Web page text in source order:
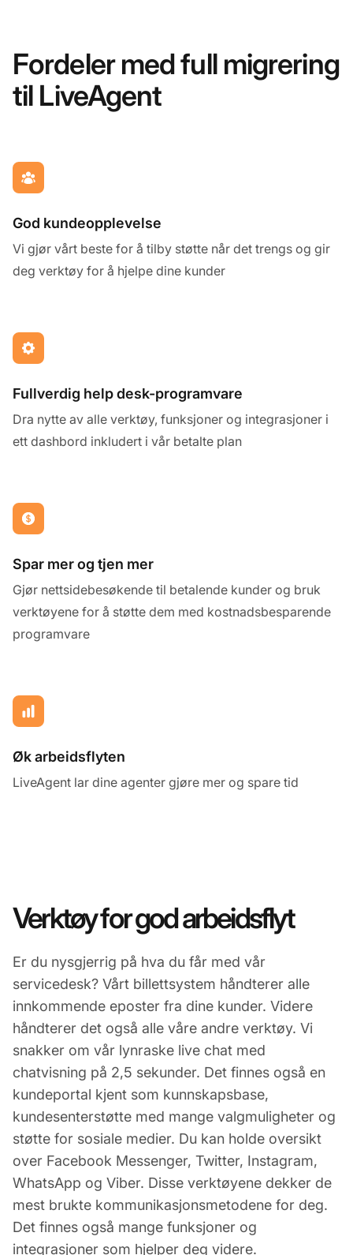
Fordeler med full migrering
til LiveAgent
God kundeopplevelse
Vi gjør vårt beste for å tilby støtte når det trengs og gir
deg verktøy for å hjelpe dine kunder
Fullverdig help desk-programvare
Dra nytte av alle verktøy, funksjoner og integrasjoner i
ett dashbord inkludert i vår betalte plan
Spar mer og tjen mer
Gjør nettsidebesøkende til betalende kunder og bruk
verktøyene for å støtte dem med kostnadsbesparende
programvare
Øk arbeidsflyten
LiveAgent lar dine agenter gjøre mer og spare tid
Verktøy for god arbeidsflyt
Er du nysgjerrig på hva du får med vår
servicedesk? Vårt billettsystem håndterer alle
innkommende eposter fra dine kunder. Videre
håndterer det også alle våre andre verktøy. Vi
snakker om vår lynraske live chat med
chatvisning på 2,5 sekunder. Det finnes også en
kundeportal kjent som kunnskapsbase,
kundesenterstøtte med mange valgmuligheter og
støtte for sosiale medier. Du kan holde oversikt
over Facebook Messenger, Twitter, Instagram,
WhatsApp og Viber. Disse verktøyene dekker de
mest brukte kommunikasjonsmetodene for deg.
Det finnes også mange funksjoner og
integrasjoner som hjelper deg videre.